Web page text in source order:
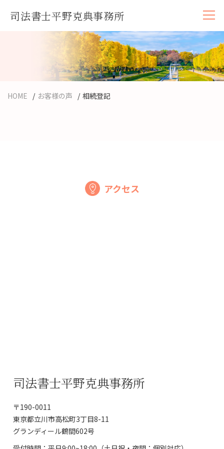
司法書士平野克典事務所
HOME / お客様の声 / 相続登記
アクセス
司法書士平野克典事務所
〒190-0011
東京都立川市高松町3丁目8-11
グランディール鶴間602号